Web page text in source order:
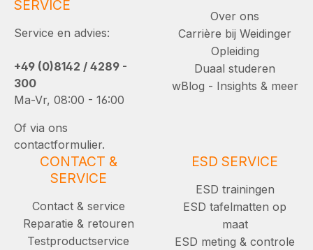
SERVICE
Service en advies:
+49 (0)8142 / 4289 -
300
Ma-Vr, 08:00 - 16:00
Of via ons
contactformulier.
Over ons
Carrière bij Weidinger
Opleiding
Duaal studeren
wBlog - Insights & meer
CONTACT &
SERVICE
Contact & service
Reparatie & retouren
Testproductservice
ESD SERVICE
ESD trainingen
ESD tafelmatten op
maat
ESD meting & controle